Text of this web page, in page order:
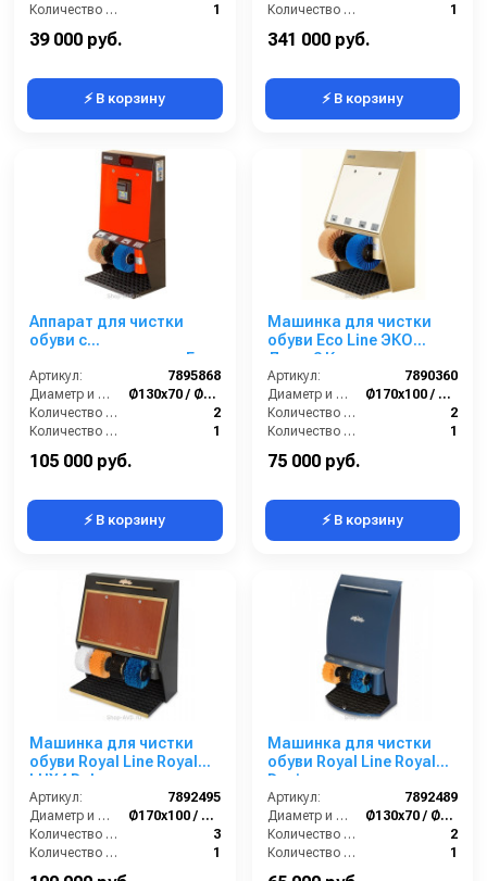
Количество щёток предварительной очистки (шт):
1
Мощность (Вт):
39 000 руб.
⚡ В корзину
Количество щёток предварительной очистки (шт):
1
341 000 руб.
⚡ В корзину
Аппарат для чистки
обуви с
купюроприемником Eco
Line ЭКО Стандарт
Плюс
Артикул:
7895868
Диаметр и ширина щёток (мм):
Ø130х70 / Ø170х70
Количество щёток полировки (шт):
2
Количество щёток предварительной очистки (шт):
1
105 000 руб.
⚡ В корзину
Машинка для чистки
обуви Eco Line ЭКО
Люкс 3 Крем
Артикул:
7890360
Диаметр и ширина щёток (мм):
Ø170х100 / Ø210х100
Количество щёток полировки (шт):
2
Количество щёток предварительной очистки (шт):
1
75 000 руб.
⚡ В корзину
Машинка для чистки
обуви Royal Line Royal
LUX4 Dekor
Артикул:
7892495
Диаметр и ширина щёток (мм):
Ø170х100 / Ø210х100
Количество щёток полировки (шт):
3
Количество щёток предварительной очистки (шт):
1
Машинка для чистки
обуви Royal Line Royal
Design
Артикул:
7892489
Диаметр и ширина щёток (мм):
Ø130х70 / Ø170х70
Количество щёток полировки (шт):
2
Количество щёток предварительной очистки (шт):
1